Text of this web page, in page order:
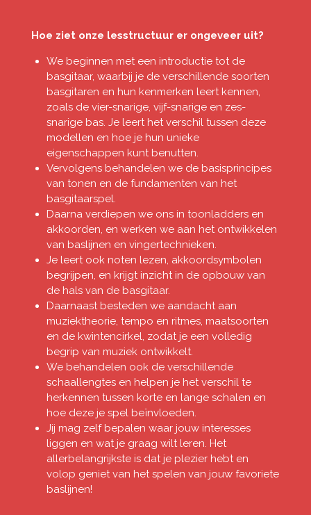
Hoe ziet onze lesstructuur er ongeveer uit?
We beginnen met een introductie tot de
basgitaar, waarbij je de verschillende soorten
basgitaren en hun kenmerken leert kennen,
zoals de vier-snarige, vijf-snarige en zes-
snarige bas. Je leert het verschil tussen deze
modellen en hoe je hun unieke
eigenschappen kunt benutten.
Vervolgens behandelen we de basisprincipes
van tonen en de fundamenten van het
basgitaarspel.
Daarna verdiepen we ons in toonladders en
akkoorden, en werken we aan het ontwikkelen
van baslijnen en vingertechnieken.
Je leert ook noten lezen, akkoordsymbolen
begrijpen, en krijgt inzicht in de opbouw van
de hals van de basgitaar.
Daarnaast besteden we aandacht aan
muziektheorie, tempo en ritmes, maatsoorten
en de kwintencirkel, zodat je een volledig
begrip van muziek ontwikkelt.
We behandelen ook de verschillende
schaallengtes en helpen je het verschil te
herkennen tussen korte en lange schalen en
hoe deze je spel beïnvloeden.
Jij mag zelf bepalen waar jouw interesses
liggen en wat je graag wilt leren. Het
allerbelangrijkste is dat je plezier hebt en
volop geniet van het spelen van jouw favoriete
baslijnen!